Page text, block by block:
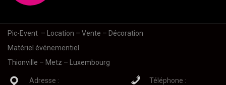
Pic-Event – Location – Vente – Décoration
Matériel événementiel
Thionville – Metz – Luxembourg
Adresse :
Téléphone :